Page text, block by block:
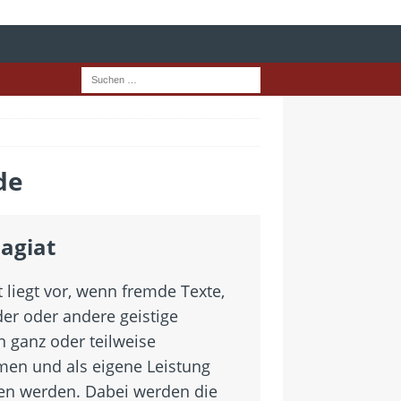
liegt vor, wenn fremde Texte,
oder andere geistige
ganz oder teilweise
und als eigene Leistung
werden. Dabei werden die